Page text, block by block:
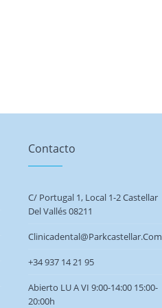
Contacto
C/ Portugal 1, Local 1-2 Castellar
Del Vallés 08211
Clinicadental@parkcastellar.com
+34 937 14 21 95
Abierto LU A VI 9:00-14:00 15:00-
20:00h